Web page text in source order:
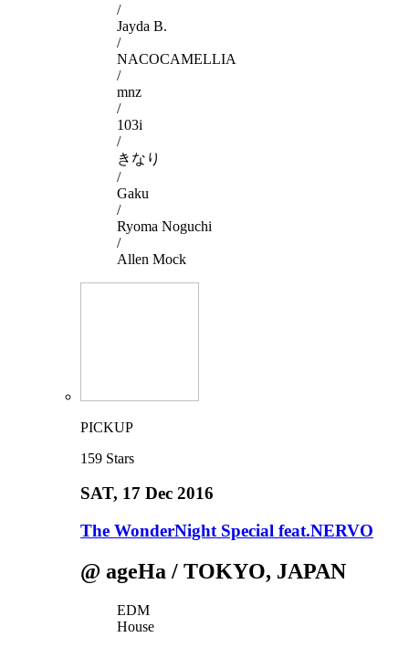
/
Jayda B.
/
NACOCAMELLIA
/
mnz
/
103i
/
きなり
/
Gaku
/
Ryoma Noguchi
/
Allen Mock
PICKUP
159 Stars
SAT, 17 Dec 2016
The WonderNight Special feat.NERVO
@ ageHa / TOKYO, JAPAN
EDM
House